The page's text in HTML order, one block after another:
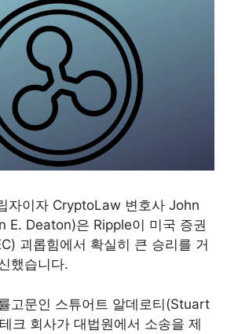
자이자 CryptoLaw 변호사 John
E. Deaton)은 Ripple이 미국 증권
괴롭힘에서 확실히 큰 승리를 거
했습니다.
고문인 스튜어트 알데로티(Stuart
크 회사가 대법원에서 소송을 제